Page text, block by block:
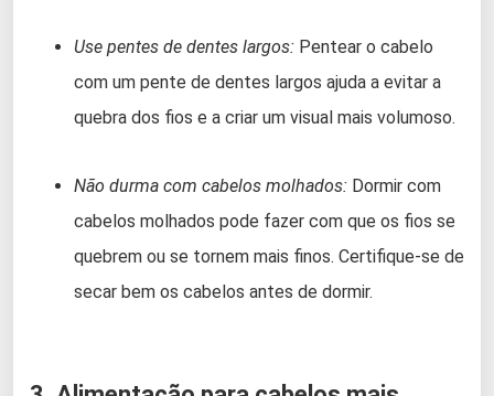
Use pentes de dentes largos: Pentear o cabelo
com um pente de dentes largos ajuda a evitar a
quebra dos fios e a criar um visual mais volumoso.
Não durma com cabelos molhados: Dormir com
cabelos molhados pode fazer com que os fios se
quebrem ou se tornem mais finos. Certifique-se de
secar bem os cabelos antes de dormir.